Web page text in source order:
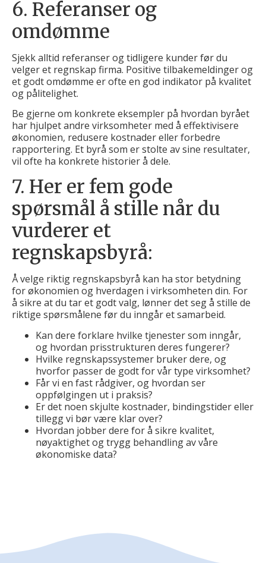
6. Referanser og
omdømme
Sjekk alltid referanser og tidligere kunder før du
velger et regnskap firma. Positive tilbakemeldinger og
et godt omdømme er ofte en god indikator på kvalitet
og pålitelighet.
Be gjerne om konkrete eksempler på hvordan byrået
har hjulpet andre virksomheter med å effektivisere
økonomien, redusere kostnader eller forbedre
rapportering. Et byrå som er stolte av sine resultater,
vil ofte ha konkrete historier å dele.
7. Her er fem gode
spørsmål å stille når du
vurderer et
regnskapsbyrå:
Å velge riktig regnskapsbyrå kan ha stor betydning
for økonomien og hverdagen i virksomheten din. For
å sikre at du tar et godt valg, lønner det seg å stille de
riktige spørsmålene før du inngår et samarbeid.
Kan dere forklare hvilke tjenester som inngår,
og hvordan prisstrukturen deres fungerer?
Hvilke regnskapssystemer bruker dere, og
hvorfor passer de godt for vår type virksomhet?
Får vi en fast rådgiver, og hvordan ser
oppfølgingen ut i praksis?
Er det noen skjulte kostnader, bindingstider eller
tillegg vi bør være klar over?
Hvordan jobber dere for å sikre kvalitet,
nøyaktighet og trygg behandling av våre
økonomiske data?